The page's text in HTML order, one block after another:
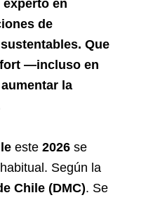
en
de
Que
—incluso en
la
este 2026 se
Según la
Chile (DMC). Se